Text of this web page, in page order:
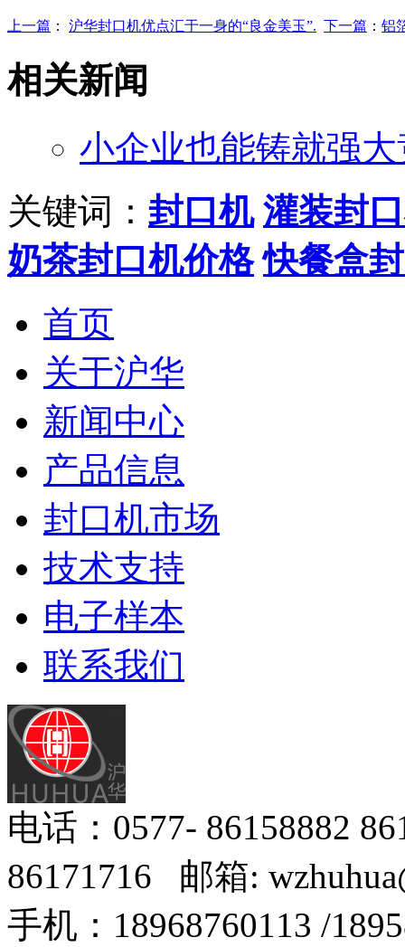
上一篇 ： 沪华封口机优点汇于一身的“良金美玉”. 下一篇 ： 铝
相关新闻
小企业也能铸就强
关键词： 封口机 灌装封
奶茶封口机价格 快餐盒
首页
关于沪华
新闻中心
产品信息
封口机市场
技术支持
电子样本
联系我们
电话：0577- 86158882
86171716 邮箱:
手机：18968760113 /